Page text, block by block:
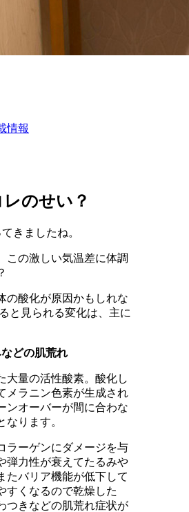
情報
のせい？
きましたね。
この激しい気温差に体調
の酸化が原因かもしれな
と見られる変化は、主に
どの肌荒れ
大量の活性酸素。酸化し
メラニン色素が生成され
ンオーバーが間に合わな
なります。
ラーゲンにダメージを与
弾力性が衰えてたるみや
たバリア機能が低下して
すくなるので乾燥した
つきなどの肌荒れ症状が